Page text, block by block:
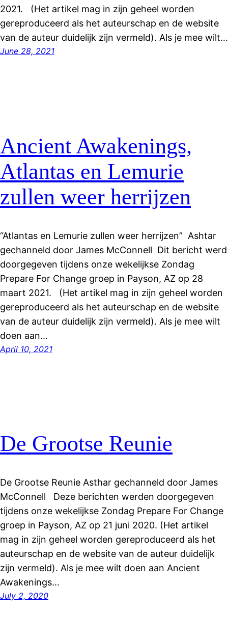
2021. (Het artikel mag in zijn geheel worden
gereproduceerd als het auteurschap en de website
van de auteur duidelijk zijn vermeld). Als je mee wilt…
June 28, 2021
Ancient Awakenings,
Atlantas en Lemurie
zullen weer herrijzen
“Atlantas en Lemurie zullen weer herrijzen” Ashtar
gechanneld door James McConnell Dit bericht werd
doorgegeven tijdens onze wekelijkse Zondag
Prepare For Change groep in Payson, AZ op 28
maart 2021. (Het artikel mag in zijn geheel worden
gereproduceerd als het auteurschap en de website
van de auteur duidelijk zijn vermeld). Als je mee wilt
doen aan…
April 10, 2021
De Grootse Reunie
De Grootse Reunie Asthar gechanneld door James
McConnell Deze berichten werden doorgegeven
tijdens onze wekelijkse Zondag Prepare For Change
groep in Payson, AZ op 21 juni 2020. (Het artikel
mag in zijn geheel worden gereproduceerd als het
auteurschap en de website van de auteur duidelijk
zijn vermeld). Als je mee wilt doen aan Ancient
Awakenings…
July 2, 2020